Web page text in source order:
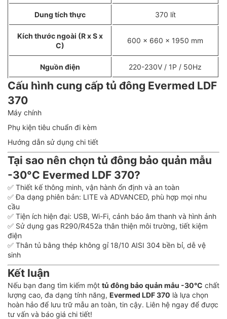
Dung tích thực 370 lít
Kích thước ngoài (R x S x
C)
600 x 660 x 1950 mm
Nguồn điện 220-230V / 1P / 50Hz
Cấu hình cung cấp tủ đông Evermed LDF
370
Máy chính
Phụ kiện tiêu chuẩn đi kèm
Hướng dẫn sử dụng chi tiết
Tại sao nên chọn tủ đông bảo quản mẫu
-30°C Evermed LDF 370?
✅ Thiết kế thông minh, vận hành ổn định và an toàn
✅ Đa dạng phiên bản: LITE và ADVANCED, phù hợp mọi nhu
cầu
✅ Tiện ích hiện đại: USB, Wi-Fi, cảnh báo âm thanh và hình ảnh
✅ Sử dụng gas R290/R452a thân thiện môi trường, tiết kiệm
điện
✅ Thân tủ bằng thép không gỉ 18/10 AISI 304 bền bỉ, dễ vệ
sinh
Kết luận
Nếu bạn đang tìm kiếm một tủ đông bảo quản mẫu -30°C chất
lượng cao, đa dạng tính năng, Evermed LDF 370 là lựa chọn
hoàn hảo để lưu trữ mẫu an toàn, tin cậy. Liên hệ ngay để được
tư vấn và báo giá chi tiết!